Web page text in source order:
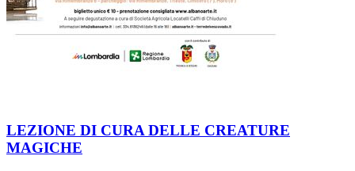
LEZIONE DI CURA DELLE CREATURE
MAGICHE